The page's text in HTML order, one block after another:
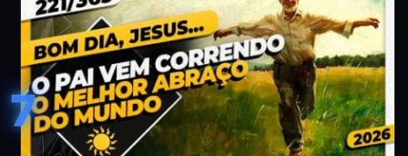
7